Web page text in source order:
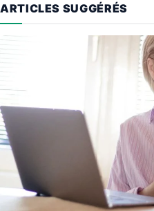
ARTICLES SUGGÉRÉS